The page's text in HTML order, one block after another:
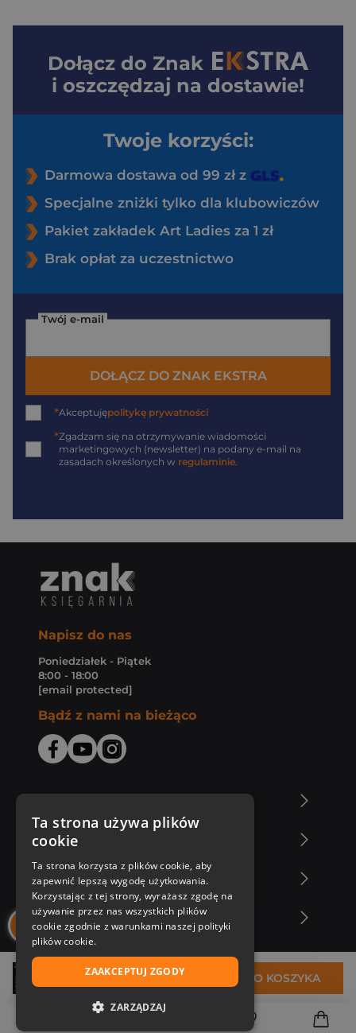
27,90 zł DO KOSZYKA
Dołącz do Znak
i oszczędzaj na dostawie!
Twoje korzyści:
Darmowa dostawa od 99 zł z
Specjalne zniżki tylko dla klubowiczów
Pakiet zakładek Art Ladies za 1 zł
Brak opłat za uczestnictwo
Twój e-mail
DOŁĄCZ DO ZNAK EKSTRA
*Akceptujępolitykę prywatności
*Zgadzam się na otrzymywanie wiadomości
marketingowych (newsletter) na podany e-mail na
zasadach określonych w regulaminie.
Napisz do nas
Poniedziałek - Piątek
8:00 - 18:00
[email protected]
Bądź z nami na bieżąco
Zakupy u nas
Nasza oferta
Nasi autorzy
Ta strona używa plików
cookie
Ta strona korzysta z plików cookie, aby
zapewnić lepszą wygodę użytkowania.
Korzystając z tej strony, wyrażasz zgodę na
używanie przez nas wszystkich plików
cookie zgodnie z warunkami naszej polityki
plików cookie.
ZAAKCEPTUJ ZGODY
ZARZĄDZAJ